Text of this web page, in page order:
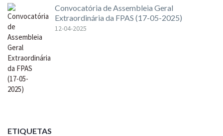
Convocatória de Assembleia Geral
Extraordinária da FPAS (17-05-2025)
12-04-2025
ETIQUETAS